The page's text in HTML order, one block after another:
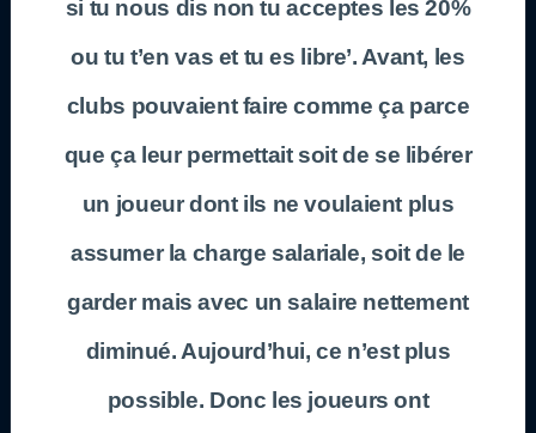
si tu nous dis non tu acceptes les 20%
ou tu t’en vas et tu es libre’. Avant, les
clubs pouvaient faire comme ça parce
que ça leur permettait soit de se libérer
un joueur dont ils ne voulaient plus
assumer la charge salariale, soit de le
garder mais avec un salaire nettement
diminué. Aujourd’hui, ce n’est plus
possible. Donc les joueurs ont